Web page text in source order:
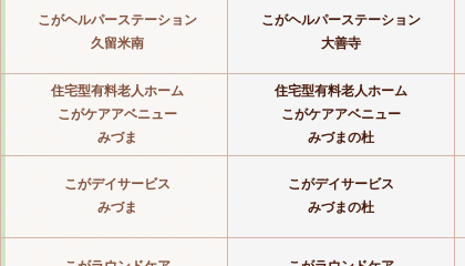
こがヘルパーステーション
久留米南
こがヘルパーステーション
大善寺
住宅型有料老人ホーム
こがケアアベニュー
みづま
住宅型有料老人ホーム
こがケアアベニュー
みづまの杜
こがデイサービス
みづま
こがデイサービス
みづまの杜